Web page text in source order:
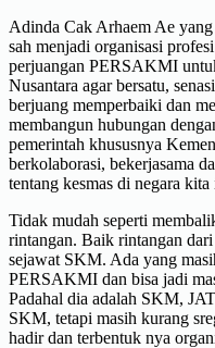
Adinda Cak Arhaem Ae yang
sah menjadi organisasi
perjuangan PERSAKMI
Nusantara agar bersatu,
berjuang memperbaiki dan
membangun hubungan
pemerintah khususnya
berkolaborasi, bekerjasama
tentang kesmas di negara kita
Tidak mudah seperti
rintangan. Baik rintangan
sejawat SKM. Ada yang
PERSAKMI dan bisa jadi
Padahal dia adalah SKM,
SKM, tetapi masih kurang
hadir dan terbentuk nya